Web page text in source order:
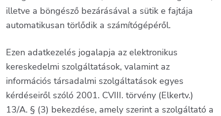
illetve a böngésző bezárásával a sütik e fajtája
automatikusan törlődik a számítógépéről.
Ezen adatkezelés jogalapja az elektronikus
kereskedelmi szolgáltatások, valamint az
információs társadalmi szolgáltatások egyes
kérdéseiről szóló 2001. CVIII. törvény (Elkertv.)
13/A. § (3) bekezdése, amely szerint a szolgáltató a